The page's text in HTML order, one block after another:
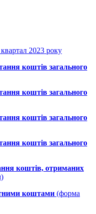
квартал 2023 року
коштів загального
коштів загального
коштів загального
коштів загального
коштів, отриманих
коштами (форма